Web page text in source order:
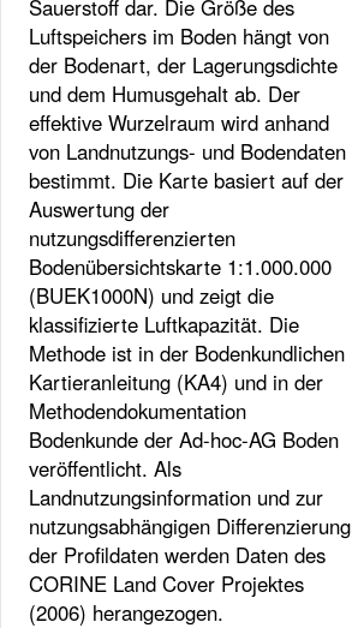
Sauerstoff dar. Die Größe des
Luftspeichers im Boden hängt von
der Bodenart, der Lagerungsdichte
und dem Humusgehalt ab. Der
effektive Wurzelraum wird anhand
von Landnutzungs- und Bodendaten
bestimmt. Die Karte basiert auf der
Auswertung der
nutzungsdifferenzierten
Bodenübersichtskarte 1:1.000.000
(BUEK1000N) und zeigt die
klassifizierte Luftkapazität. Die
Methode ist in der Bodenkundlichen
Kartieranleitung (KA4) und in der
Methodendokumentation
Bodenkunde der Ad-hoc-AG Boden
veröffentlicht. Als
Landnutzungsinformation und zur
nutzungsabhängigen Differenzierung
der Profildaten werden Daten des
CORINE Land Cover Projektes
(2006) herangezogen.